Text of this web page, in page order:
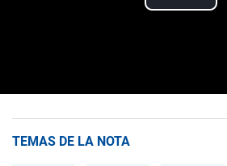
TEMAS DE LA NOTA